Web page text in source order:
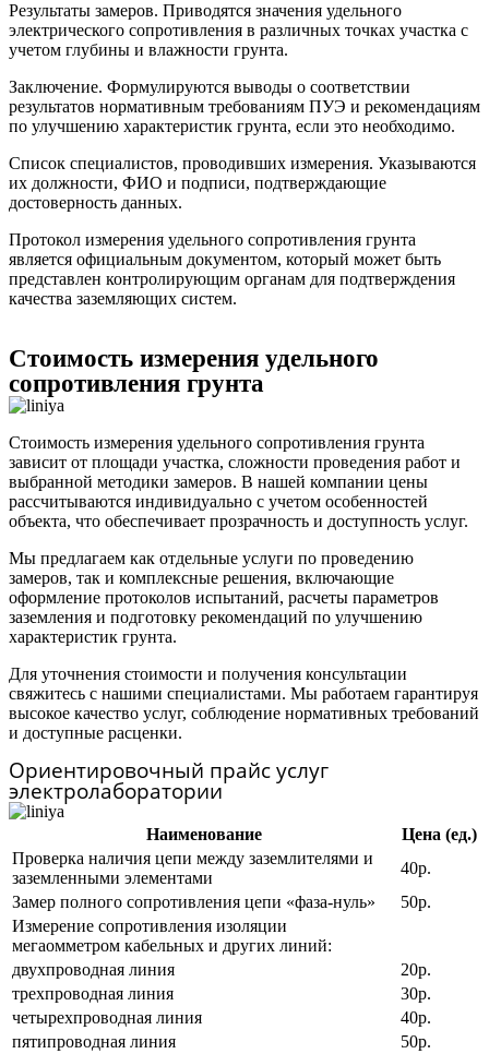
Результаты замеров. Приводятся значения удельного
электрического сопротивления в различных точках участка с
учетом глубины и влажности грунта.
Заключение. Формулируются выводы о соответствии
результатов нормативным требованиям ПУЭ и рекомендациям
по улучшению характеристик грунта, если это необходимо.
Список специалистов, проводивших измерения. Указываются
их должности, ФИО и подписи, подтверждающие
достоверность данных.
Протокол измерения удельного сопротивления грунта
является официальным документом, который может быть
представлен контролирующим органам для подтверждения
качества заземляющих систем.
Стоимость измерения удельного
сопротивления грунта
Стоимость измерения удельного сопротивления грунта
зависит от площади участка, сложности проведения работ и
выбранной методики замеров. В нашей компании цены
рассчитываются индивидуально с учетом особенностей
объекта, что обеспечивает прозрачность и доступность услуг.
Мы предлагаем как отдельные услуги по проведению
замеров, так и комплексные решения, включающие
оформление протоколов испытаний, расчеты параметров
заземления и подготовку рекомендаций по улучшению
характеристик грунта.
Для уточнения стоимости и получения консультации
свяжитесь с нашими специалистами. Мы работаем гарантируя
высокое качество услуг, соблюдение нормативных требований
и доступные расценки.
Ориентировочный прайс услуг
электролаборатории
Наименование
Цена (ед.)
Проверка наличия цепи между заземлителями и
заземленными элементами
40р.
Замер полного сопротивления цепи «фаза-нуль»
50р.
Измерение сопротивления изоляции
мегаомметром кабельных и других линий:
двухпроводная линия
20р.
трехпроводная линия
30р.
четырехпроводная линия
40р.
пятипроводная линия
50р.